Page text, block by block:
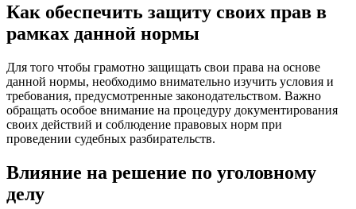
Как обеспечить защиту своих прав в
рамках данной нормы
Для того чтобы грамотно защищать свои права на основе
данной нормы, необходимо внимательно изучить условия и
требования, предусмотренные законодательством. Важно
обращать особое внимание на процедуру документирования
своих действий и соблюдение правовых норм при
проведении судебных разбирательств.
Влияние на решение по уголовному
делу